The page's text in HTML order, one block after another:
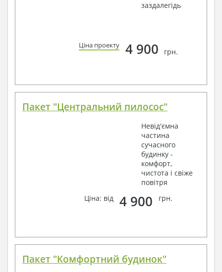
заздалегідь
Ціна проекту 4 900 грн.
Пакет "Центральний пилосос"
Невід'ємна
частина
сучасного
будинку -
комфорт,
чистота і свіже
повітря
Ціна: від
4 900 грн.
Пакет "Комфортний будинок"